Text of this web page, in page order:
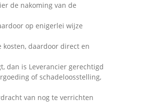
de nakoming van de
op enigerlei wijze
daardoor direct en
dan is Leverancier gerechtigd
of schadeloosstelling,
van nog te verrichten